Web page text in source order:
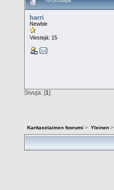
harri
Newbie
Viestejä: 15
Sivuja: [1]
Karttaselaimen foorumi > Yleinen>